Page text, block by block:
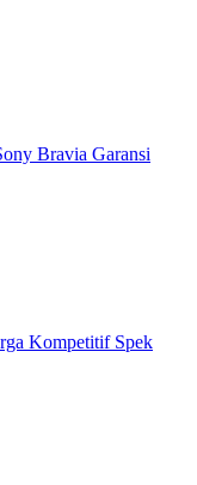
Bravia Garansi
Kompetitif Spek